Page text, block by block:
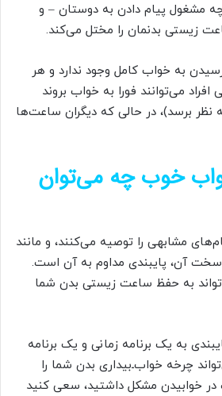
مشغول پیام دادن به دوستان – و
زیستی بدنمان را مختل می‌کند.
به خواب کامل وجود ندارد و هر
می‌توانند فورا به خواب بروند
نظر برسد)، در حالی که دیگران ساعت‌ها
خوب چه می‌توان
مشابهی را توصیه می‌کنند، و مانند
آن، پایبندی مداوم به آن است.
به حفظ ساعت زیستی بدن شما
به یک برنامه زمانی و یک برنامه
چرخه خواب‌ـ‌بیداری بدن شما را
خوابیدن مشکل داشتید، سعی کنید